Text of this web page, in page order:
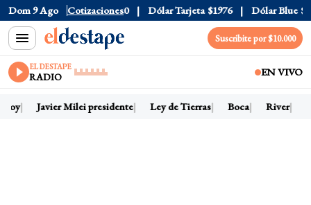
Dom 9 Ago Cotizaciones
Dólar Oficial $1520 Dólar Tarjeta $1976 Dólar Blue
Suscribite por $10.000
EL DESTAPE
RADIO EN VIVO
hoy Javier Milei presidente Ley de Tierras Boca River